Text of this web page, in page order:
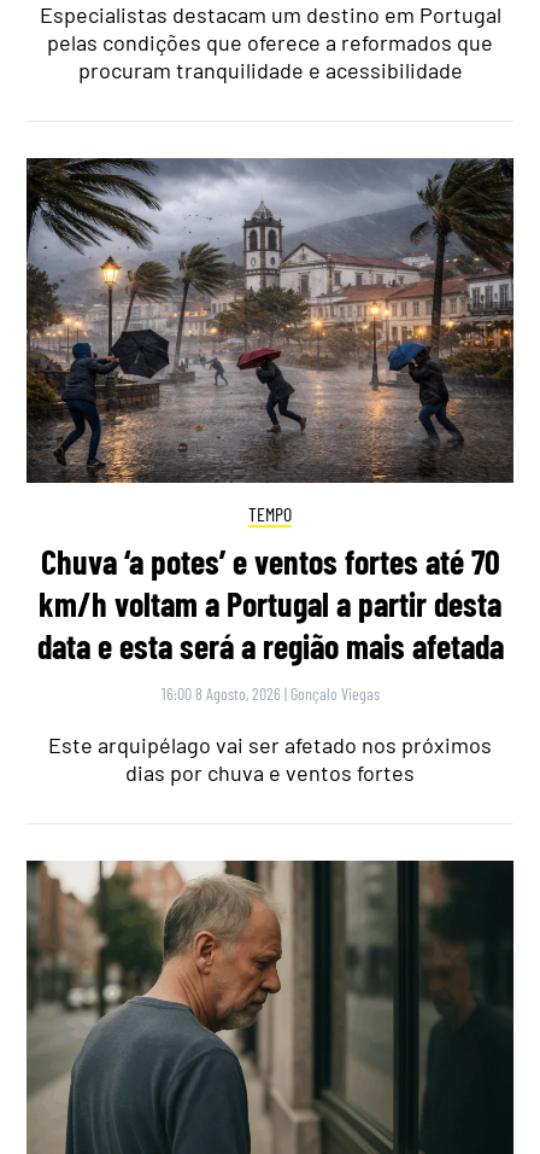
Especialistas destacam um destino em Portugal
pelas condições que oferece a reformados que
procuram tranquilidade e acessibilidade
TEMPO
Chuva ‘a potes’ e ventos fortes até 70
km/h voltam a Portugal a partir desta
data e esta será a região mais afetada
16:00 8 Agosto, 2026 | Gonçalo Viegas
Este arquipélago vai ser afetado nos próximos
dias por chuva e ventos fortes